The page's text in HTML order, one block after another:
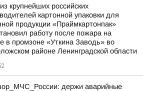
крупнейших российских
картонной упаковки для
продукции «Праймкартонпак»
работу после пожара на
в промзоне «Уткина Заводь» во
районе Ленинградской области
держи аварийные